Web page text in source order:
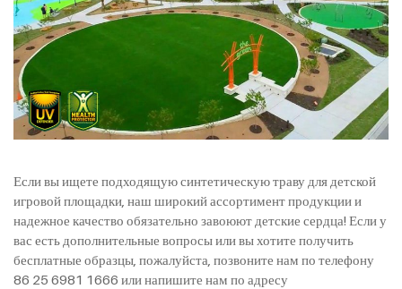
Если вы ищете подходящую синтетическую траву для детской
игровой площадки, наш широкий ассортимент продукции и
надежное качество обязательно завоюют детские сердца! Если у
вас есть дополнительные вопросы или вы хотите получить
бесплатные образцы, пожалуйста, позвоните нам по телефону
86 25 6981 1666 или напишите нам по адресу